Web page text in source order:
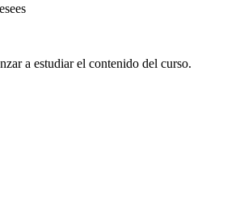
a estudiar el contenido del curso.